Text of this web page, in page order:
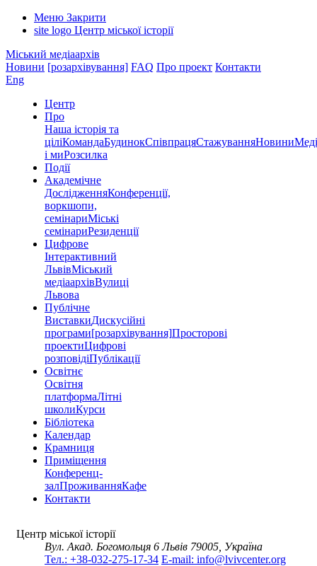
Меню Закрити
site logo Центр міської історії
Міський медіаархів
Новини [розархівування] FAQ Про проект Контакти
Eng
Центр
Про
Наша історія та
ціліКомандаБудинокСпівпрацяСтажуванняНовини
і миРозсилка
Події
Академічне
ДослідженняКонференції,
воркшопи,
семінариМіські
семінариРезиденції
Цифрове
Інтерактивний
ЛьвівМіський
медіаархівВулиці
Львова
Публічне
ВиставкиДискусійні
програми[розархівування]Просторові
проектиЦифрові
розповідіПублікації
Освітнє
Освітня
платформаЛітні
школиКурси
Бібліотека
Календар
Крамниця
Приміщення
Конференц-
залПроживанняКафе
Контакти
Центр міської історії
Вул. Акад. Богомольця 6 Львів 79005, Україна
Тел.: +38-032-275-17-34 E-mail: info@lvivcenter.org